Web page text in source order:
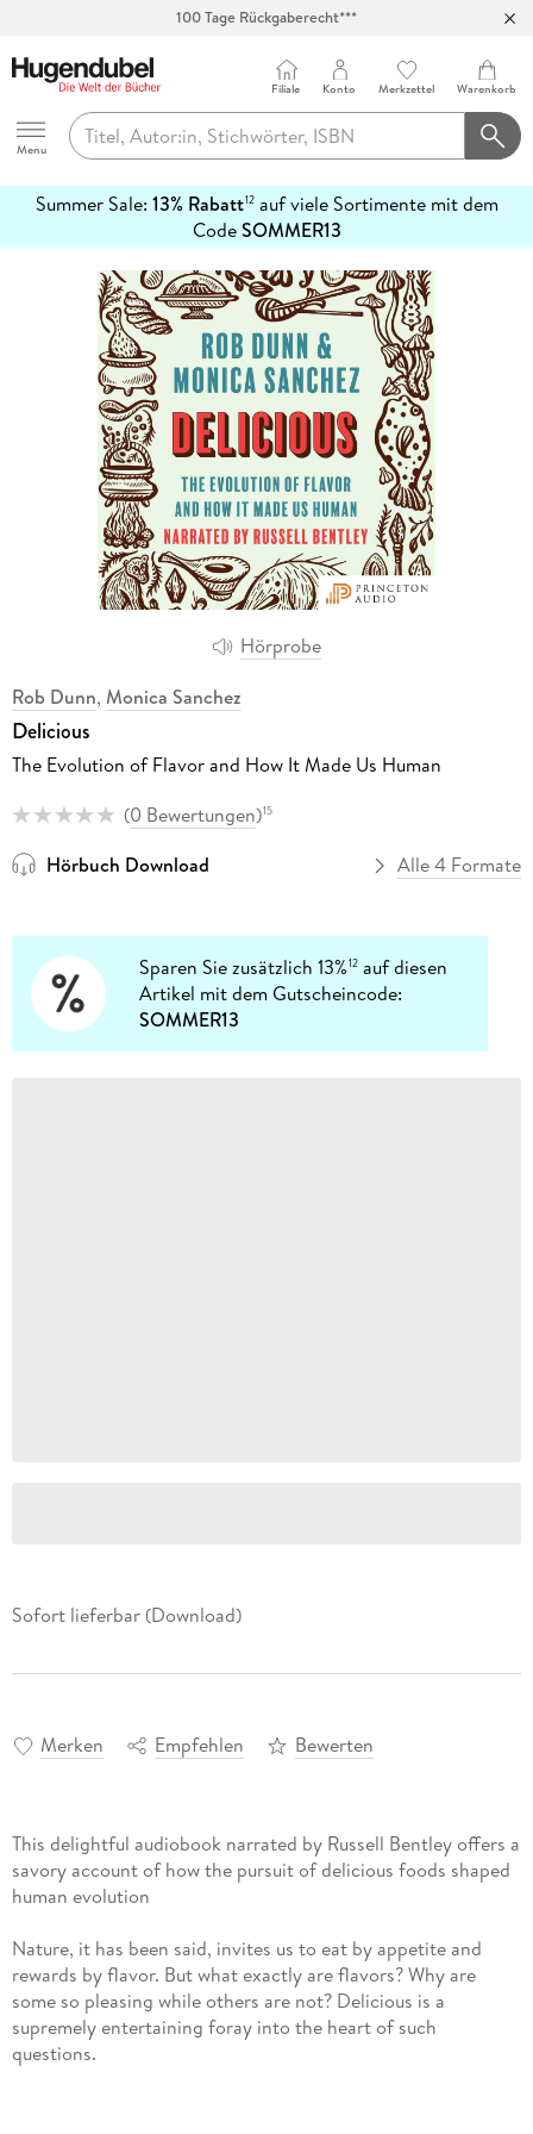
Abholung in über 100 Filialen
Hugendubel
Menu
Filiale Konto Merkzettel Warenkorb
Summer Sale: 13% Rabatt12auf viele Sortimente mit dem
CodeSOMMER13
erfahren
Hörprobe
Rob Dunn, Monica Sanchez
Delicious
The Evolution of Flavor and How It Made Us Human
(0 Bewertungen)15
Hörbuch Download Alle 4 Formate
Sparen Sie zusätzlich 13%12 auf diesen
Artikel mit dem Gutscheincode:
SOMMER13
Sofort lieferbar (Download)
Merken Empfehlen Bewerten
This delightful audiobook narrated by Russell Bentley offers a
savory account of how the pursuit of delicious foods shaped
human evolution
Nature, it has been said, invites us to eat by appetite and
rewards by flavor. But what exactly are flavors? Why are
some so pleasing while others are not? Delicious is a
supremely entertaining foray into the heart of such
questions.